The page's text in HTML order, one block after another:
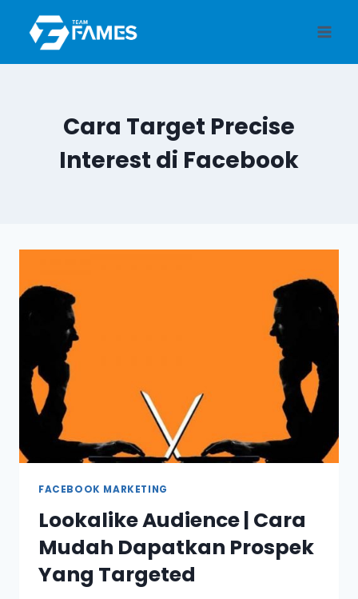
content
Cara Target Precise
Interest di Facebook
FACEBOOK MARKETING
Lookalike Audience | Cara
Mudah Dapatkan Prospek
Yang Targeted